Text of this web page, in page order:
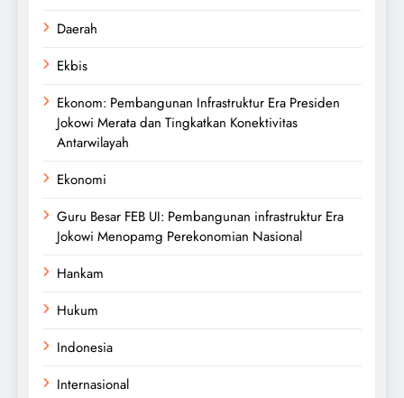
Daerah
Ekbis
Ekonom: Pembangunan Infrastruktur Era Presiden
Jokowi Merata dan Tingkatkan Konektivitas
Antarwilayah
Ekonomi
Guru Besar FEB UI: Pembangunan infrastruktur Era
Jokowi Menopamg Perekonomian Nasional
Hankam
Hukum
Indonesia
Internasional